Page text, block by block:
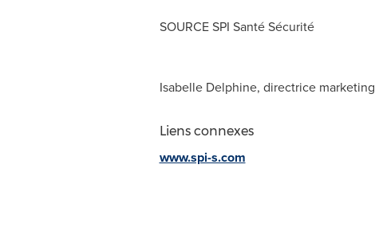
SOURCE SPI Santé Sécurité
Isabelle Delphine, directrice
Liens connexes
www.spi-s.com